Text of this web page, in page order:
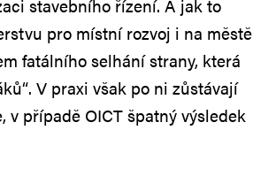
stavebního řízení. A jak to
pro místní rozvoj i na městě
fatálního selhání strany, která
V praxi však po ni zůstávají
v případě OICT špatný výsledek